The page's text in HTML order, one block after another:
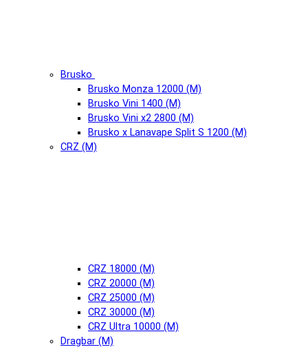
Brusko
Brusko Monza 12000 (М)
Brusko Vini 1400 (М)
Brusko Vini x2 2800 (М)
Brusko x Lanavape Split S 1200 (М)
CRZ (М)
CRZ 18000 (М)
CRZ 20000 (М)
CRZ 25000 (М)
CRZ 30000 (М)
CRZ Ultra 10000 (М)
Dragbar (М)